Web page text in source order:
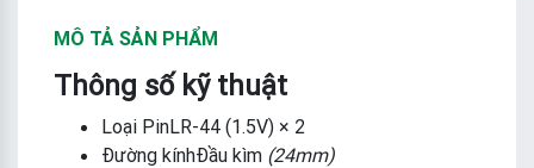
MÔ TẢ SẢN PHẨM
Thông số kỹ thuật
Loại PinLR-44 (1.5V) × 2
Đường kínhĐầu kìm (24mm)